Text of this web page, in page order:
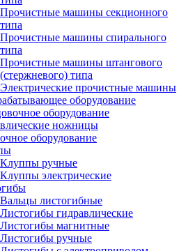
Прочистные машины секционного
типа
Прочистные машины спирального
типа
Прочистные машины штангового
(стержневого) типа
Электрические прочистные машины
оборудование
оборудование
ножницы
оборудование
Клуппы ручные
Клуппы электрические
Вальцы листогибные
Листогибы гидравлические
Листогибы магнитные
Листогибы ручные